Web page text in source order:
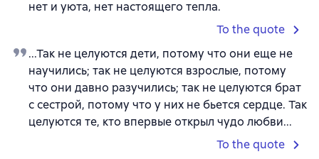
нет и уюта, нет настоящего тепла.
To the quote
...Так не целуются дети, потому что они еще не
научились; так не целуются взрослые, потому
что они давно разучились; так не целуются брат
с сестрой, потому что у них не бьется сердце. Так
целуются те, кто впервые открыл чудо любви...
To the quote